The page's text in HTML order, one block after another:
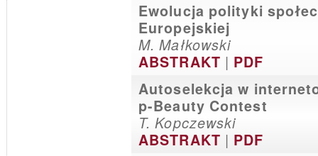
Ewolucja polityki
Europejskiej
M. Małkowski
ABSTRAKT | PDF
Autoselekcja w
p-Beauty Contest
T. Kopczewski
ABSTRAKT | PDF